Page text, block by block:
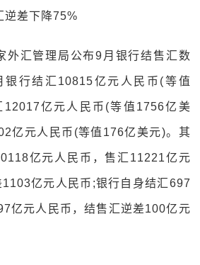
逆差下降75%
外汇管理局公布9月银行结售汇数
银行结汇10815亿元人民币(等值
亿元人民币(等值1756亿美
亿元人民币(等值176亿美元)。其
亿元人民币，售汇11221亿元
亿元人民币;银行自身结汇697
亿元人民币，结售汇逆差100亿元